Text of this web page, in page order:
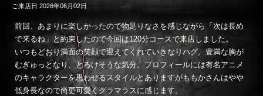
ご来店日 2026年06月02日
前回、あまりに楽しかったので物足りなさを感じながら「次は長め
で来るね」と約束したので今回は120分コースで来店しました。
いつもどおり満面の笑顔で迎えてくれていきなりハグ。豊満な胸が
むぎゅっとなり、とろけそうな気分。プロフィールには有名アニメ
のキャラクターを思わせるスタイルとありますがももかさんはやや
低身長なので尚更可愛くグラマラスに感じます。